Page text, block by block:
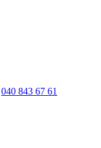
040 843 67 61